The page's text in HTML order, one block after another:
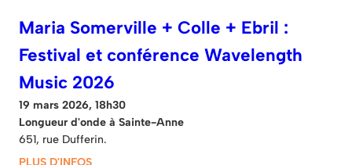
Maria Somerville + Colle + Ebril :
Festival et conférence Wavelength
Music 2026
19 mars 2026, 18h30
Longueur d'onde à Sainte-Anne
651, rue Dufferin.
PLUS D'INFOS